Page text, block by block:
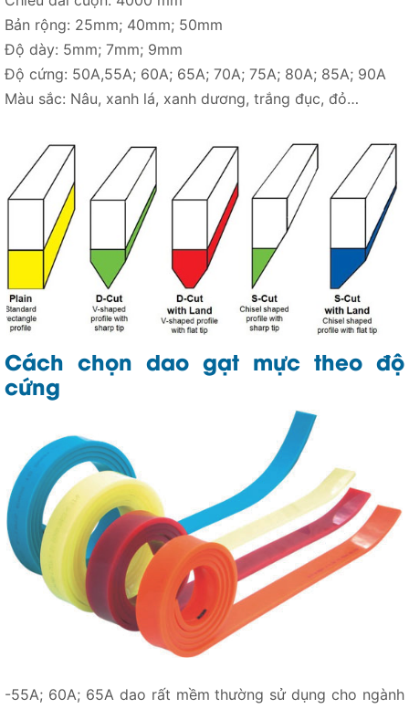
Bản rộng: 25mm; 40mm; 50mm
Độ dày: 5mm; 7mm; 9mm
Độ cứng: 50A,55A; 60A; 65A; 70A; 75A; 80A; 85A; 90A
Màu sắc: Nâu, xanh lá, xanh dương, trắng đục, đỏ…
Cách chọn dao gạt mực theo độ
cứng
-55A; 60A; 65A dao rất mềm thường sử dụng cho ngành